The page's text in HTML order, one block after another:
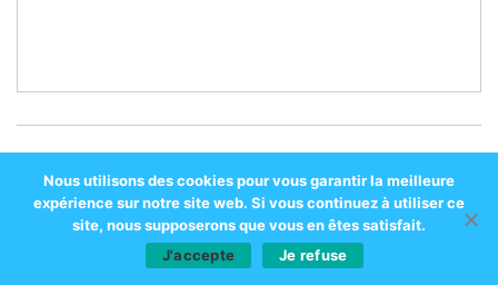
DJ set en vidéo : BIM BIM – édition RNBM
Nous utilisons des cookies pour vous garantir la meilleure
expérience sur notre site web. Si vous continuez à utiliser ce
site, nous supposerons que vous en êtes satisfait.
J'accepte
Je refuse